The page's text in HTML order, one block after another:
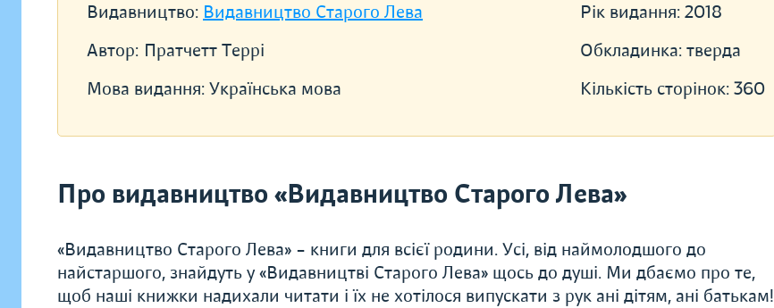
Видавництво: Видавництво Старого Лева
Автор: Пратчетт Террі
Мова видання: Українська мова
Рік видання: 2018
Обкладинка: тверда
Кількість сторінок: 360
Про видавництво «Видавництво Старого Лева»
«Видавництво Старого Лева» – книги для всієї родини. Усі, від наймолодшого до
найстаршого, знайдуть у «Видавництві Старого Лева» щось до душі. Ми дбаємо про те,
щоб наші книжки надихали читати і їх не хотілося випускати з рук ані дітям, ані батькам!